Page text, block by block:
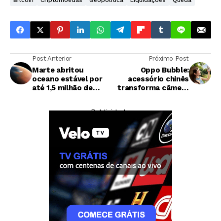
Post Anterior
Marte abritou
oceano estável por
até 1,5 milhão de
Próximo Post
Oppo Bubble:
acessório chinês
transforma câmera
selfies de alta
qualidade
— Publicidade —